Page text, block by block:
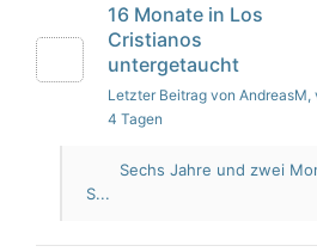
16 Monate in Los
Cristianos
untergetaucht
Letzter Beitrag von AndreasM,
4 Tagen
Sechs Jahre und zwei
S...